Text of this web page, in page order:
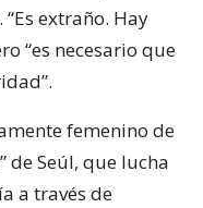
extraño. Hay
“es necesario que
femenino de
de Seúl, que lucha
a través de